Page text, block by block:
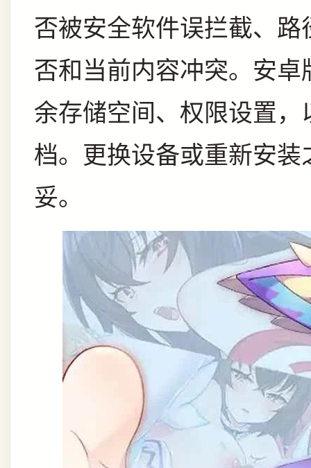
否被安全软件误拦截、
否和当前内容冲突。安
余存储空间、权限设置
档。更换设备或重新安
妥。